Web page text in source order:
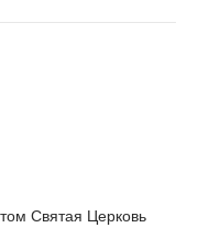
Святая Церковь